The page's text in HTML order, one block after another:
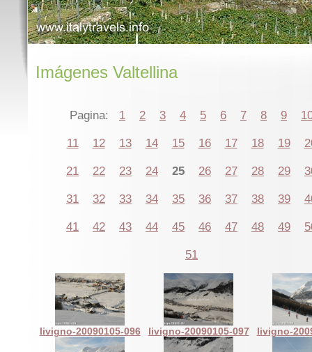
Imágenes Valtellina
Pagina: 1 2 3 4 5 6 7 8 9
11 12 13 14 15 16 17 18 19
21 22 23 24 25 26 27 28 29
31 32 33 34 35 36 37 38 39
41 42 43 44 45 46 47 48 49
51
livigno-20090105-096 livigno-20090105-097 livigno-